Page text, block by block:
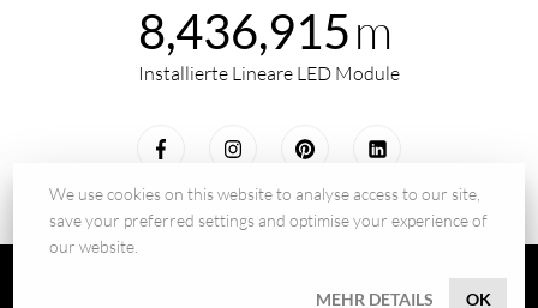
8,436,915m
Installierte Lineare LED Module
© 2026 - BILTON LEDON Technology GmbH
We use cookies on this website to analyse access to our site,
save your preferred settings and optimise your experience of
our website.
MEHR DETAILS OK